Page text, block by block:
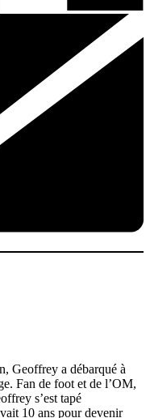
Geoffrey a débarqué à
Fan de foot et de l’OM,
s’est tapé
10 ans pour devenir